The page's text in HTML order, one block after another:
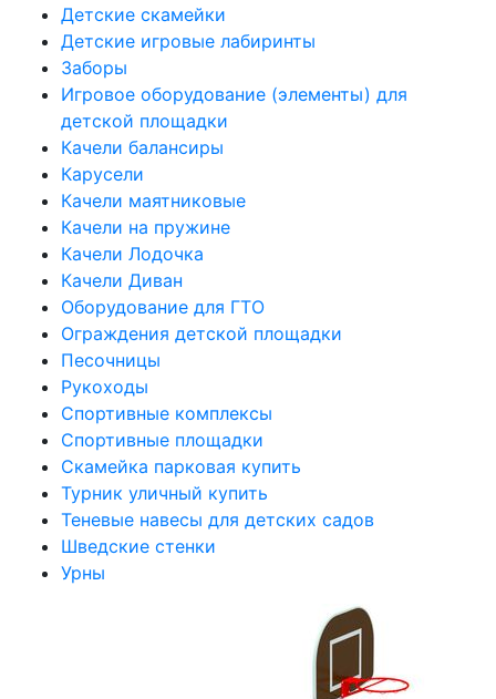
Детские скамейки
Детские игровые лабиринты
Заборы
Игровое оборудование (элементы) для
детской площадки
Качели балансиры
Карусели
Качели маятниковые
Качели на пружине
Качели Лодочка
Качели Диван
Оборудование для ГТО
Ограждения детской площадки
Песочницы
Рукоходы
Спортивные комплексы
Спортивные площадки
Скамейка парковая купить
Турник уличный купить
Теневые навесы для детских садов
Шведские стенки
Урны